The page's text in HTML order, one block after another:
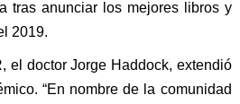
tras anunciar los mejores libros y
2019.
el doctor Jorge Haddock, extendió
“En nombre de la comunidad